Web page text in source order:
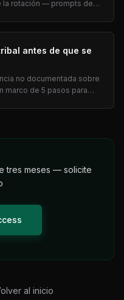
la rotación — prompts de
antes de que se
no documentada sobre
marco de 5 pasos para
tres meses — solicite
al inicio